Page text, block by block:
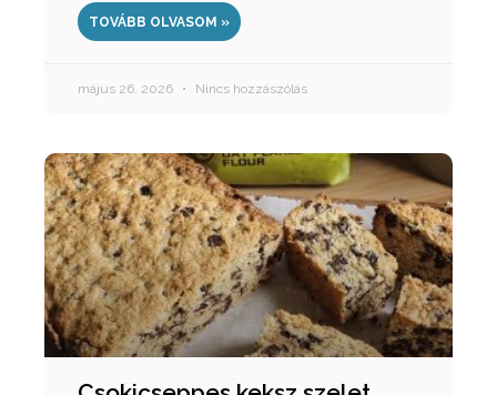
TOVÁBB OLVASOM »
május 26, 2026 Nincs hozzászólás